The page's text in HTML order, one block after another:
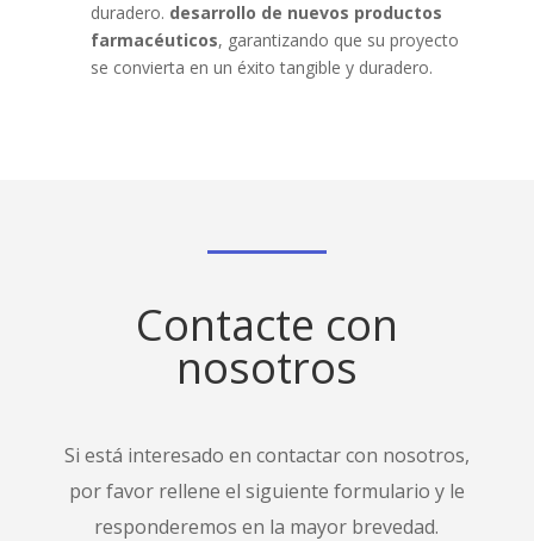
duradero. desarrollo de nuevos productos
farmacéuticos, garantizando que su proyecto
se convierta en un éxito tangible y duradero.
Contacte con
nosotros
Si está interesado en contactar con nosotros,
por favor rellene el siguiente formulario y le
responderemos en la mayor brevedad.